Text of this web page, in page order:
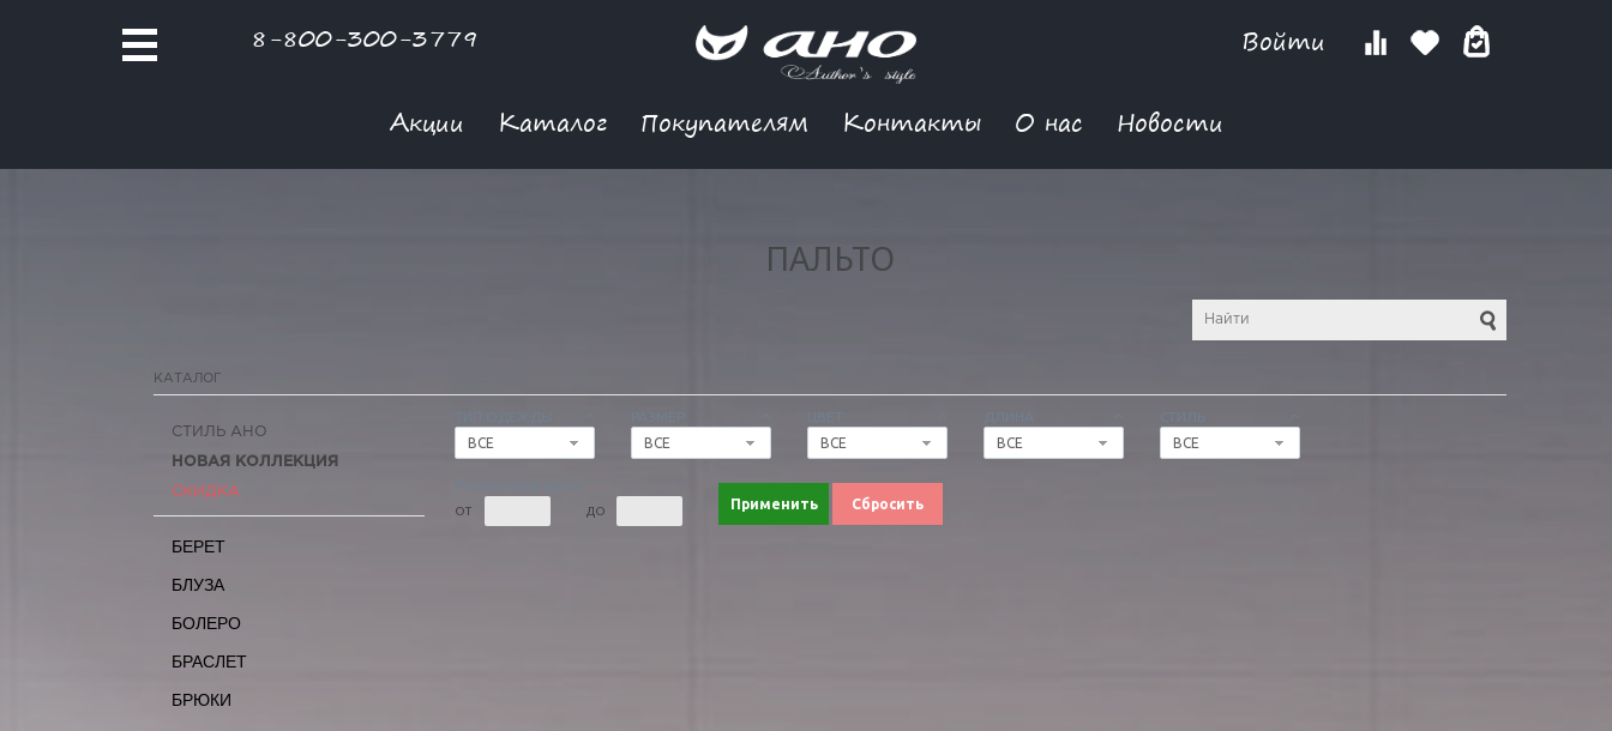
8-800-300-3779 Войти
Акции Каталог Покупателям Контакты О нас Новости
ПАЛЬТО
КАТАЛОГ
ВСЕ
ВСЕ
ВСЕ
ВСЕ
СТИЛЬ
ВСЕ
ОТ ДО Применить Сбросить
СТИЛЬ АНО
НОВАЯ КОЛЛЕКЦИЯ
СКИДКА
БЕРЕТ
БЛУЗА
БОЛЕРО
БРАСЛЕТ
БРЮКИ